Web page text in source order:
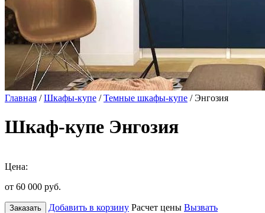
Главная /Шкафы-купе /Темные шкафы-купе / Энгозия
Шкаф-купе Энгозия
Цена:
от 60 000 руб.
Заказать Добавить в корзину Расчет цены Вызвать